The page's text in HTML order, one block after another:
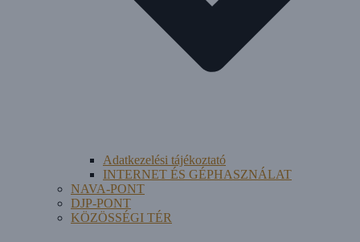
Adatkezelési tájékoztató
INTERNET ÉS GÉPHASZNÁLAT
NAVA-PONT
DJP-PONT
KÖZÖSSÉGI TÉR